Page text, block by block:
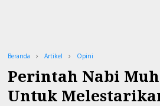
Beranda Artikel Opini
Perintah Nabi
Untuk